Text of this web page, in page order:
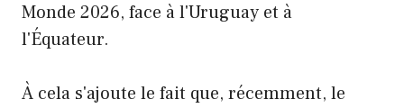
Monde 2026, face à l'Uruguay et à
l'Équateur.
À cela s'ajoute le fait que, récemment, le